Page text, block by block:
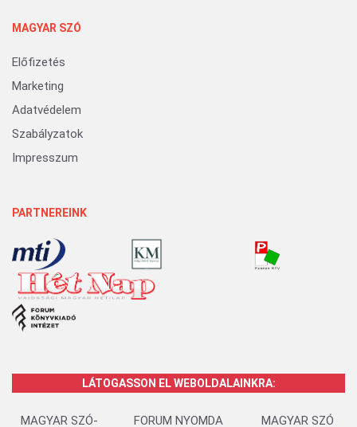
MAGYAR SZÓ
Előfizetés
Marketing
Adatvédelem
Szabályzatok
Impresszum
PARTNEREINK
LÁTOGASSON EL WEBOLDALAINKRA:
MAGYAR SZÓ-
FORUM NYOMDA
MAGYAR SZÓ